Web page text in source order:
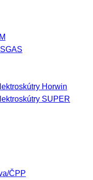
Horwin
SUPER
ČPP